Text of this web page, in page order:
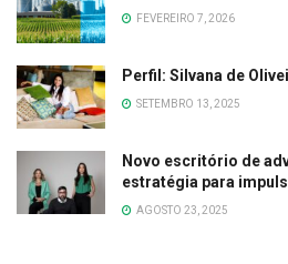
FEVEREIRO 7, 2026
Perfil: Silvana de
SETEMBRO 13, 2025
Novo escritório de
estratégia para
AGOSTO 23, 2025